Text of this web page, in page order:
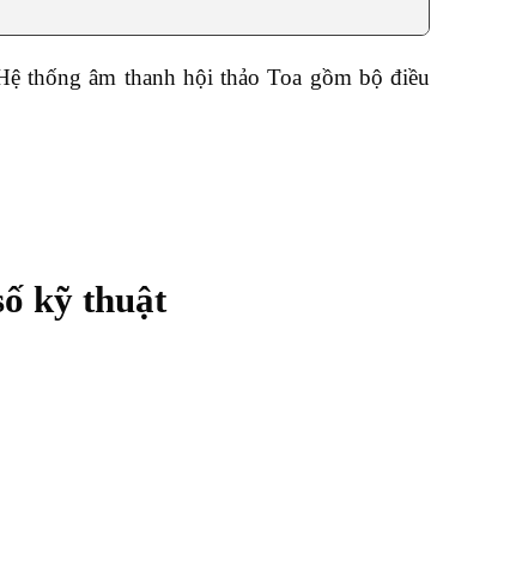
thống âm thanh hội thảo Toa gồm bộ điều
kỹ thuật